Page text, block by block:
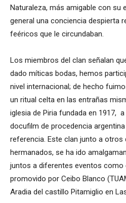
Naturaleza, más amigable con su
general una conciencia despierta
feéricos que le circundaban.
Los miembros del clan señalan
dado míticas bodas, hemos
nivel internacional; de hecho
un ritual celta en las entrañas
iglesia de Piria fundada en 1917,
docufilm de procedencia
referencia. Este clan junto a
hermanados, se ha ido
juntos a diferentes eventos como
promovido por Ceibo Blanco
Aradia del castillo Pitamiglio en